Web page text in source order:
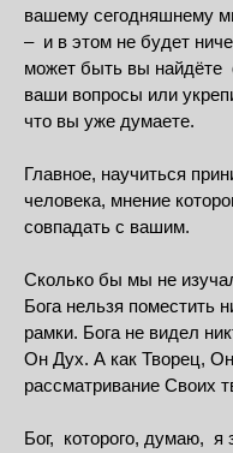
вашему сегодняшнему
‒ и в этом не будет
может быть вы найдёте
ваши вопросы или
что вы уже думаете.
Главное, научиться
человека, мнение
совпадать с вашим.
Сколько бы мы не
Бога нельзя поместить
рамки. Бога не видел
Он Дух. А как Творец,
рассматривание Своих
Бог, которого, думаю, я